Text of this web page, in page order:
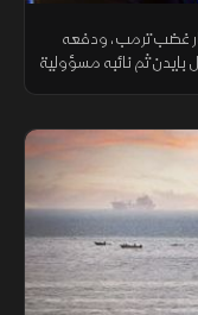
غضب ترمب، ودفعه
بايدن ثم نائبه مسؤولية